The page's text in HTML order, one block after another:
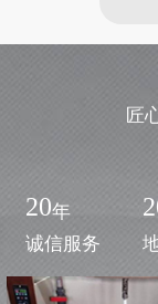
匠
20年
诚信服务